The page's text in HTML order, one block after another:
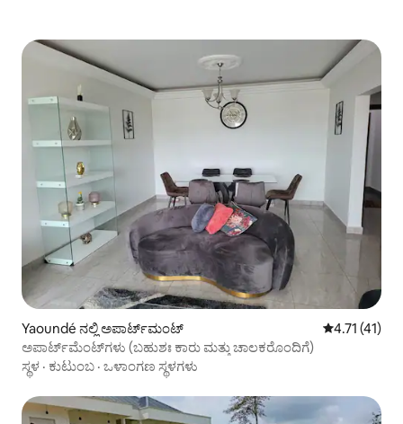
Yaoundé ನಲ್ಲಿ ಅಪಾರ್ಟ್‌ಮಂಟ್ 5 ರಲ್ಲಿ 4.71
4.71 (41)
ಅಪಾರ್ಟ್‌ಮೆಂಟ್‌ಗಳು (ಬಹುಶಃ ಕಾರು ಮತ್ತು ಚಾಲಕರೊಂದಿಗೆ)
ಸ್ಥಳ · ಕುಟುಂಬ · ಒಳಾಂಗಣ ಸ್ಥಳಗಳು